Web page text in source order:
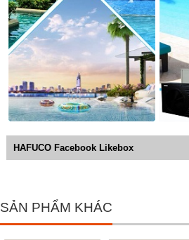
HAFUCO Facebook Likebox
SẢN PHẨM KHÁC